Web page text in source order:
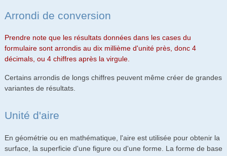
Arrondi de conversion
Prendre note que les résultats données dans les cases du
formulaire sont arrondis au dix millième d'unité près, donc 4
décimals, ou 4 chiffres après la virgule.
Certains arrondis de longs chiffres peuvent même créer de grandes
variantes de résultats.
Unité d'aire
En géométrie ou en mathématique, l'aire est utilisée pour obtenir la
surface, la superficie d'une figure ou d'une forme. La forme de base